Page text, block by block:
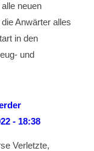
neuen
Anwärter alles
in den
und
- 18:38
Verletzte,